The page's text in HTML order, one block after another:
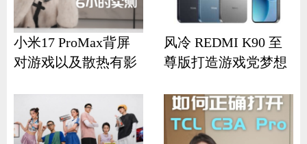
小米17 ProMax背屏
对游戏以及散热有影
风冷 REDMI K90 至
尊版打造游戏党梦想